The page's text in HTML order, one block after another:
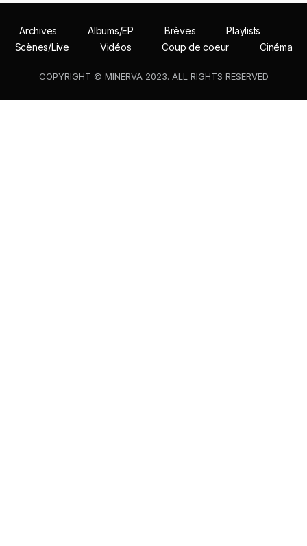
Archives Albums/EP Brèves
Playlists
Scènes/Live
Vidéos Coup de coeur Cinéma
COPYRIGHT © MINERVA 2023. ALL RIGHTS RESERVED